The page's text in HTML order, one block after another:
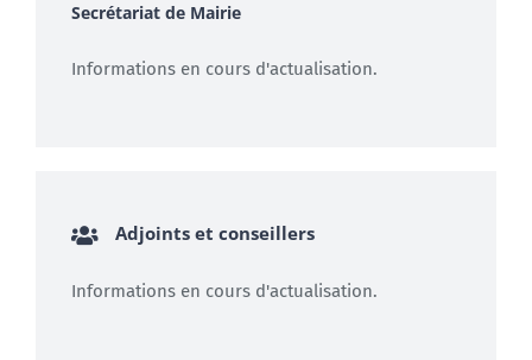
Secrétariat de Mairie
Informations en cours d'actualisation.
Adjoints et conseillers
Informations en cours d'actualisation.